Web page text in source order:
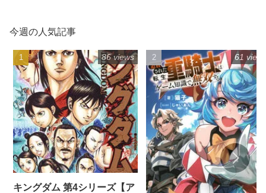
今週の人気記事
キングダム 第4シリーズ【ア
86 views 61